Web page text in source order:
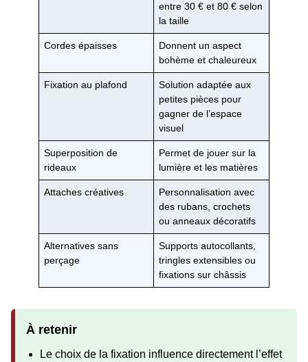
entre 30 € et 80 € selon
la taille
Cordes épaisses
Donnent un aspect
bohème et chaleureux
Fixation au plafond
Solution adaptée aux
petites pièces pour
gagner de l’espace
visuel
Superposition de
rideaux
Permet de jouer sur la
lumière et les matières
Attaches créatives
Personnalisation avec
des rubans, crochets
ou anneaux décoratifs
Alternatives sans
perçage
Supports autocollants,
tringles extensibles ou
fixations sur châssis
À retenir
Le choix de la fixation influence directement l’effet